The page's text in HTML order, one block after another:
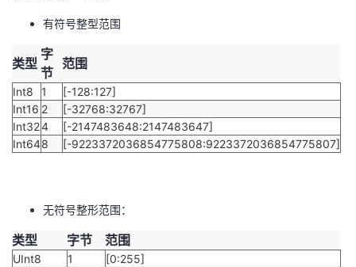
有符号整型范围
类型
字
节
范围
Int8 1
[-128:127]
Int16 2
[-32768:32767]
Int324
[-2147483648:2147483647]
Int648 [-9223372036854775808:9223372036854775807]
无符号整形范围：
类型 字节 范围
UInt8 1
[0:255]